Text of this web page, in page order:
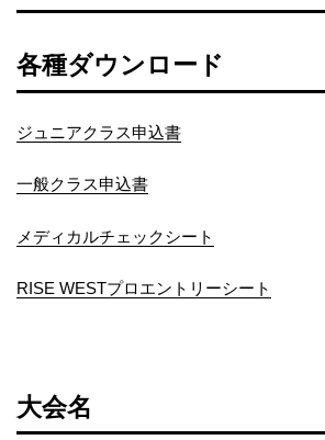
各種ダウンロード
ジュニアクラス申込書
一般クラス申込書
メディカルチェックシート
RISE WESTプロエントリーシート
大会名